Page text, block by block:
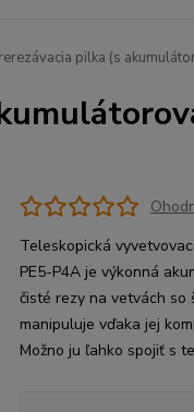
pilka (s
Teleskopická
PE5-P4A je výkonná
čisté rezy na vetvách so
manipuluje vďaka jej
Možno ju ľahko spojiť s